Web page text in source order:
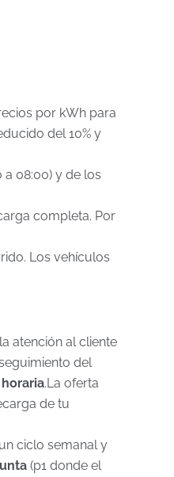
por kWh para
del 10% y
08:00) y de los
completa. Por
Los vehículos
atención al cliente
del
.La oferta
de tu
ciclo semanal y
(p1 donde el